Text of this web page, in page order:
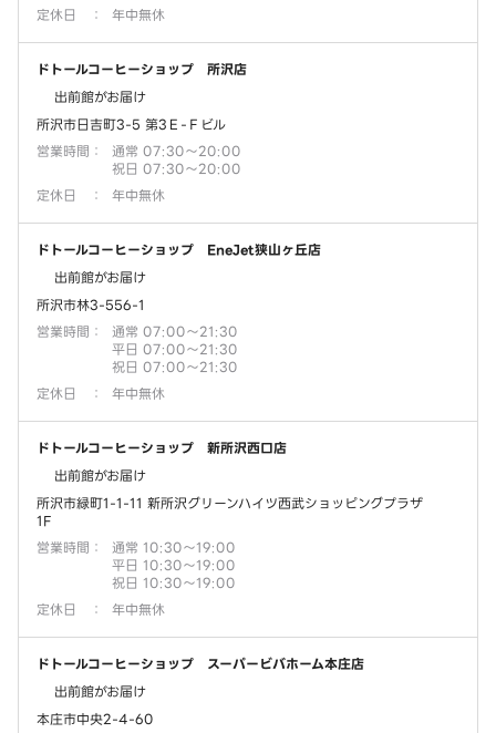
定休日
： 年中無休
ドトールコーヒーショップ 所沢店
出前館がお届け
所沢市日吉町3-5 第3Ｅ-Ｆビル
営業時間 ：
通常 07:30～20:00
祝日 07:30～20:00
定休日
： 年中無休
ドトールコーヒーショップ EneJet狭山ヶ丘店
出前館がお届け
所沢市林3-556-1
営業時間 ：
通常 07:00～21:30
平日 07:00～21:30
祝日 07:00～21:30
定休日
： 年中無休
ドトールコーヒーショップ 新所沢西口店
出前館がお届け
所沢市緑町1-1-11 新所沢グリーンハイツ西武ショッピングプラザ
1F
営業時間 ：
通常 10:30～19:00
平日 10:30～19:00
祝日 10:30～19:00
定休日
： 年中無休
ドトールコーヒーショップ スーパービバホーム本庄店
出前館がお届け
本庄市中央2-4-60